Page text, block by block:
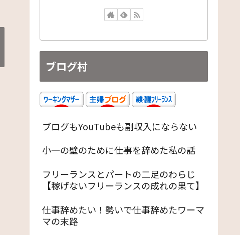
ブログ村
ブログもYouTubeも副収入にならない
小一の壁のために仕事を辞めた私の話
フリーランスとパートの二足のわらじ
【稼げないフリーランスの成れの果て】
仕事辞めたい！勢いで仕事辞めたワーマ
マの末路